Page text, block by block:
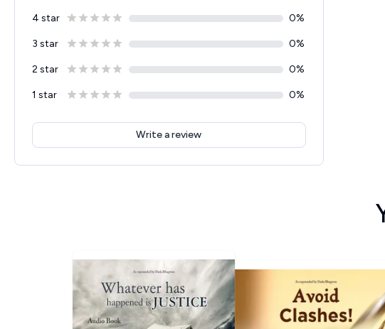
4 star 0%
3 star 0%
2 star 0%
1 star 0%
Write a review